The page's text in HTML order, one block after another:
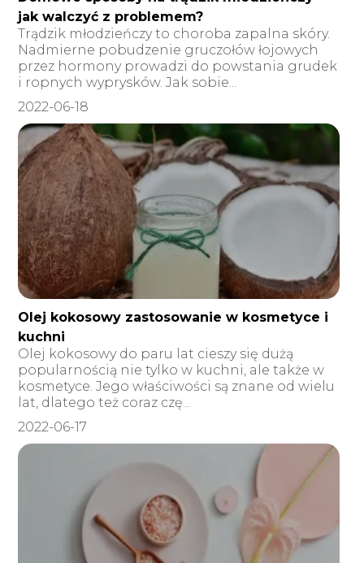
jak walczyć z problemem?
Trądzik młodzieńczy to choroba zapalna skóry.
Nadmierne pobudzenie gruczołów łojowych
przez hormony prowadzi do powstania grudek
i ropnych wyprysków. Jak sobie...
2022-06-18
Olej kokosowy zastosowanie w kosmetyce i
kuchni
Olej kokosowy do paru lat cieszy się dużą
popularnością nie tylko w kuchni, ale także w
kosmetyce. Jego właściwości są znane od wielu
lat, dlatego też coraz czę...
2022-06-17